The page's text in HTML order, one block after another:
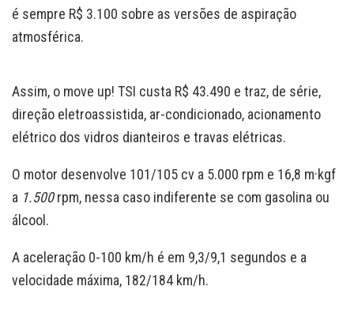
é sempre R$ 3.100 sobre as versões de aspiração
atmosférica.
Assim, o move up! TSI custa R$ 43.490 e traz, de série,
direção eletroassistida, ar-condicionado, acionamento
elétrico dos vidros dianteiros e travas elétricas.
O motor desenvolve 101/105 cv a 5.000 rpm e 16,8 m·kgf
a 1.500rpm, nessa caso indiferente se com gasolina ou
álcool.
A aceleração 0-100 km/h é em 9,3/9,1 segundos e a
velocidade máxima, 182/184 km/h.